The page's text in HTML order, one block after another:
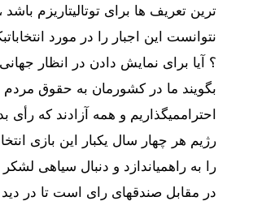
ترین تعریف ها برای توتالیتاریزم باشد ،
نتوانست
این اجبار را در مورد انتخابات
؟
آیا برای نمایش دادن در انظار جهانی
بگویند ما در کشورمان به حقوق مردم
احتراممیگذاریم و همه آزادند که رأی
رژیم هر چهار سال یکبار این بازی
را
به راهمیاندازد و دنبال سیاهی لشکر
در مقابل صندقهای رای است تا در دید